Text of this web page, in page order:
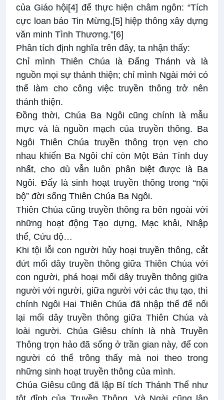
của Giáo hội[4] để thực hiện châm ngôn: “Tích
cực loan báo Tin Mừng,[5] hiệp thông xây dựng
văn minh Tình Thương.”[6]
Phân tích định nghĩa trên đây, ta nhận thấy:
Chỉ mình Thiên Chúa là Đấng Thánh và là
nguồn mọi sự thánh thiện; chỉ mình Ngài mới có
thể làm cho công việc truyền thông trở nên
thánh thiện.
Đồng thời, Chúa Ba Ngôi cũng chính là mẫu
mực và là nguồn mạch của truyền thông. Ba
Ngôi Thiên Chúa truyền thông trọn vẹn cho
nhau khiến Ba Ngôi chỉ còn Một Bản Tính duy
nhất, cho dù vẫn luôn phân biệt được là Ba
Ngôi. Đấy là sinh hoạt truyền thông trong “nội
bộ” đời sống Thiên Chúa Ba Ngôi.
Thiên Chúa cũng truyền thông ra bên ngoài với
những hoạt động Tạo dựng, Mạc khải, Nhập
thể, Cứu độ…
Khi tội lỗi con người hủy hoại truyền thông, cắt
đứt mối dây truyền thông giữa Thiên Chúa với
con người, phá hoại mối dây truyền thông giữa
người với người, giữa người với các thụ tạo, thì
chính Ngôi Hai Thiên Chúa đã nhập thể để nối
lại mối dây truyền thông giữa Thiên Chúa và
loài người. Chúa Giêsu chính là nhà Truyền
Thông trọn hảo đã sống ở trần gian này, để con
người có thể trông thấy mà noi theo trong
những sinh hoạt truyền thông của mình.
Chúa Giêsu cũng đã lập Bí tích Thánh Thể như